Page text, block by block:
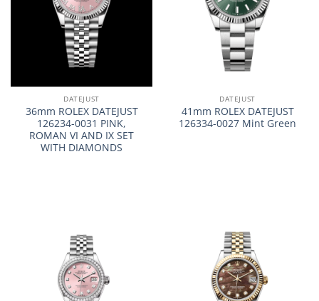
DATEJUST
36mm ROLEX DATEJUST
126234-0031 PINK,
ROMAN VI AND IX SET
WITH DIAMONDS
DATEJUST
41mm ROLEX DATEJUST
126334-0027 Mint Green